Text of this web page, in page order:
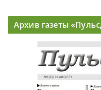
Архив газеты